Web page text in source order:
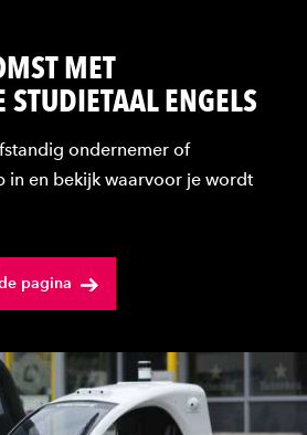
MET
ENGELS
ondernemer of
in en bekijk waarvoor je wordt
pagina